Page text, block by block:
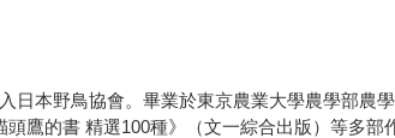
本野鳥協會。畢業於東京農業大學農學部農
鷹的書 精選100種》（文一綜合出版）等多